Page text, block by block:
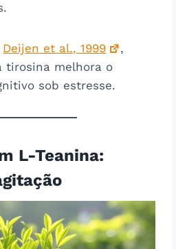
Deijen et al., 1999
,
tirosina melhora o
sob estresse.
L-Teanina: